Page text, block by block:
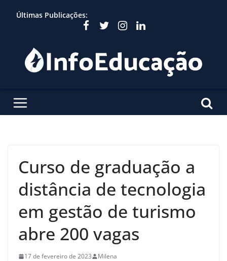
Últimas Publicações:
Curso de graduação a
distância de tecnologia
em gestão de turismo
abre 200 vagas
17 de fevereiro de 2023 Milena